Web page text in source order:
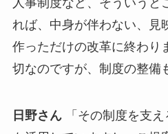
人事制度など、そういうと
れば、中身が伴わない、見
作っただけの改革に終わり
切なのですが、制度の整備
日野さん
「その制度を支え